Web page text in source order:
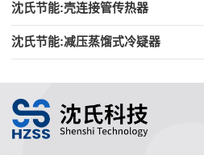
沈氏节能:壳连接管传热器
沈氏节能:减压蒸馏式冷疑器